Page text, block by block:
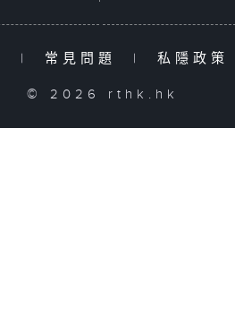
| 常見問題 | 私隱政策
© 2026 rthk.hk